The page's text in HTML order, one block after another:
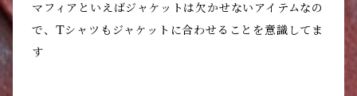
マフィアといえばジャケットは欠かせないアイテムなの
で、Tシャツもジャケットに合わせることを意識してま
す